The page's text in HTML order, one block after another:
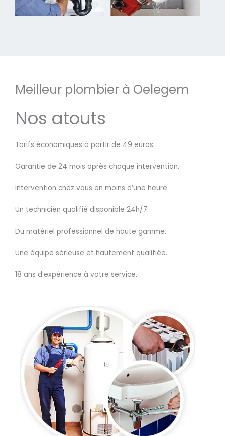
Meilleur plombier à Oelegem
Nos atouts
Tarifs économiques à partir de 49 euros.
Garantie de 24 mois après chaque intervention.
Intervention chez vous en moins d’une heure.
Un technicien qualifié disponible 24h/7.
Du matériel professionnel de haute gamme.
Une équipe sérieuse et hautement qualifiée.
18 ans d’expérience à votre service.